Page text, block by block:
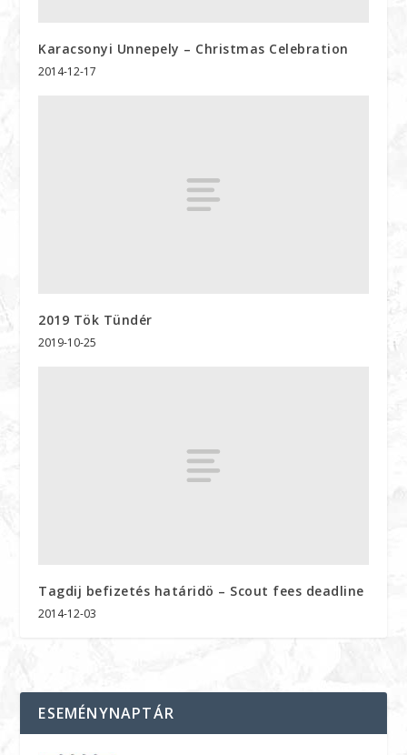
Karacsonyi Unnepely – Christmas Celebration
2014-12-17
2019 Tök Tündér
2019-10-25
Tagdij befizetés határidö – Scout fees deadline
2014-12-03
ESEMÉNYNAPTÁR